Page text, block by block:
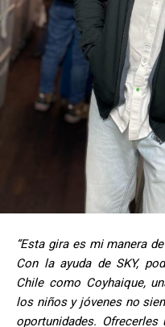
“Esta gira es mi manera
Con la ayuda de SKY,
Chile como Coyhaique,
los niños y jóvenes no
oportunidades.